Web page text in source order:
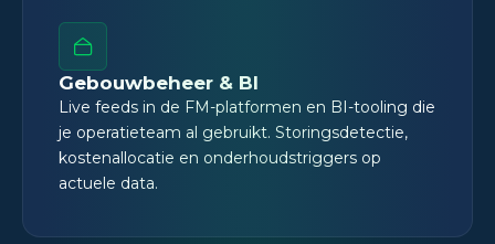
Gebouwbeheer & BI
Live feeds in de FM-platformen en BI-tooling die
je operatieteam al gebruikt. Storingsdetectie,
kostenallocatie en onderhoudstriggers op
actuele data.